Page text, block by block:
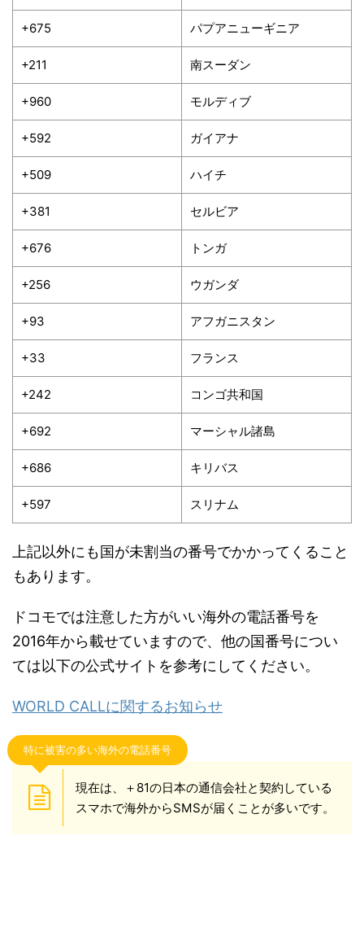
+675 パプアニューギニア
+211 南スーダン
+960 モルディブ
+592 ガイアナ
+509 ハイチ
+381 セルビア
+676 トンガ
+256 ウガンダ
+93 アフガニスタン
+33 フランス
+242 コンゴ共和国
+692 マーシャル諸島
+686 キリバス
+597 スリナム
上記以外にも国が未割当の番号でかかってくること
もあります。
ドコモでは注意した方がいい海外の電話番号を
2016年から載せていますので、他の国番号につい
ては以下の公式サイトを参考にしてください。
WORLD CALLに関するお知らせ
特に被害の多い海外の電話番号
現在は、＋81の日本の通信会社と契約している
スマホで海外からSMSが届くことが多いです。